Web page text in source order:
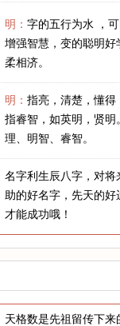
明：字的五行为水 ，
增强智慧，变的聪明好
柔相济。
明：指亮，清楚，懂得
指睿智，如英明，贤明
理、明智、睿智。
名字利生辰八字，对将
助的好名字，先天的好
才能成功哦！
天格数是先祖留传下来